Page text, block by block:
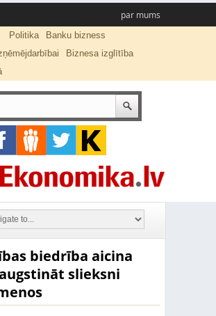
par mums
Politika
Banku bizness
Biznesa izglītība
biedrība aicina
slieksni